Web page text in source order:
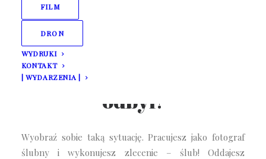
FILM
DRON
WYDRUKI
KONTAKT
| WYDARZENIA |
Ten ślub już się kiedyś
odbył!
Wyobraź sobie taką sytuację. Pracujesz jako fotograf
ślubny i wykonujesz zlecenie – ślub! Oddajesz